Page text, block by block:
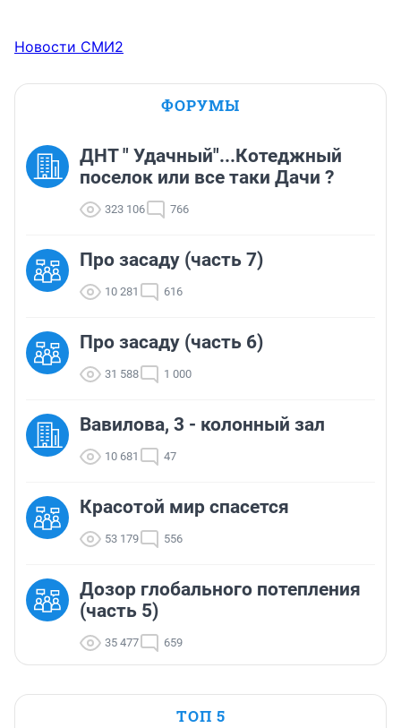
Новости СМИ2
ФОРУМЫ
ДНТ " Удачный"...Котеджный
поселок или все таки Дачи ?
323 106 766
Про засаду (часть 7)
10 281 616
Про засаду (часть 6)
31 588 1 000
Вавилова, 3 - колонный зал
10 681 47
Красотой мир спасется
53 179 556
Дозор глобального потепления
(часть 5)
35 477 659
ТОП 5